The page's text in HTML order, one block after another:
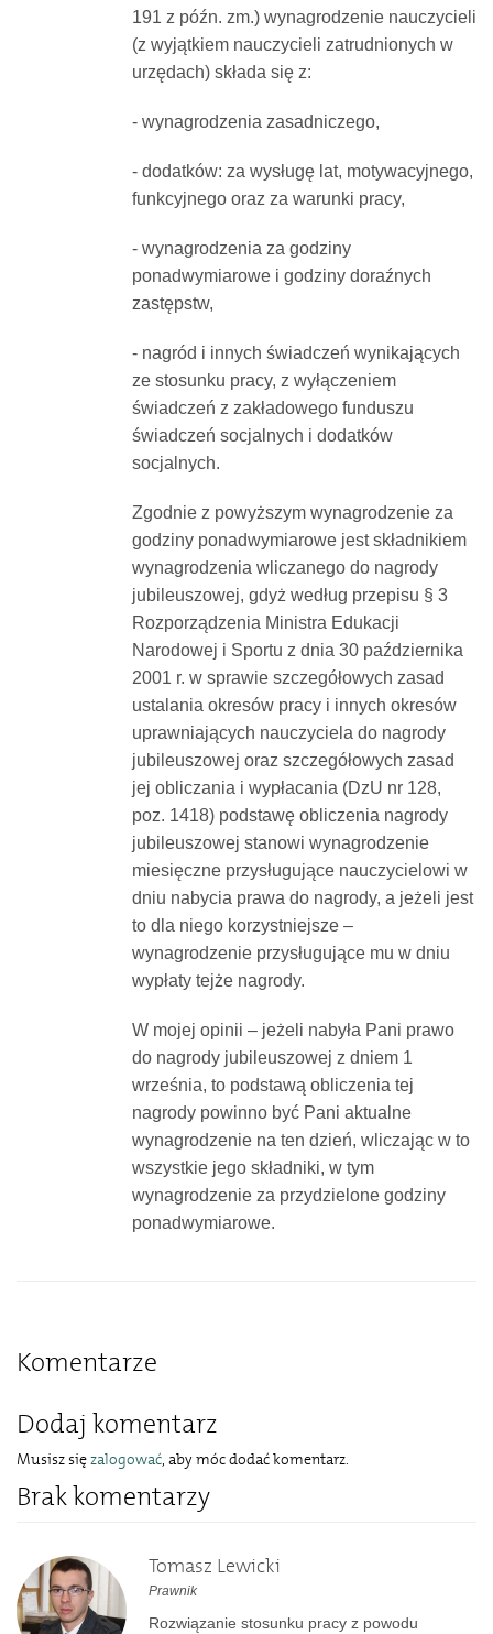
191 z późn. zm.) wynagrodzenie nauczycieli
(z wyjątkiem nauczycieli zatrudnionych w
urzędach) składa się z:
- wynagrodzenia zasadniczego,
- dodatków: za wysługę lat, motywacyjnego,
funkcyjnego oraz za warunki pracy,
- wynagrodzenia za godziny
ponadwymiarowe i godziny doraźnych
zastępstw,
- nagród i innych świadczeń wynikających
ze stosunku pracy, z wyłączeniem
świadczeń z zakładowego funduszu
świadczeń socjalnych i dodatków
socjalnych.
Zgodnie z powyższym wynagrodzenie za
godziny ponadwymiarowe jest składnikiem
wynagrodzenia wliczanego do nagrody
jubileuszowej, gdyż według przepisu § 3
Rozporządzenia Ministra Edukacji
Narodowej i Sportu z dnia 30 października
2001 r. w sprawie szczegółowych zasad
ustalania okresów pracy i innych okresów
uprawniających nauczyciela do nagrody
jubileuszowej oraz szczegółowych zasad
jej obliczania i wypłacania (DzU nr 128,
poz. 1418) podstawę obliczenia nagrody
jubileuszowej stanowi wynagrodzenie
miesięczne przysługujące nauczycielowi w
dniu nabycia prawa do nagrody, a jeżeli jest
to dla niego korzystniejsze –
wynagrodzenie przysługujące mu w dniu
wypłaty tejże nagrody.
W mojej opinii – jeżeli nabyła Pani prawo
do nagrody jubileuszowej z dniem 1
września, to podstawą obliczenia tej
nagrody powinno być Pani aktualne
wynagrodzenie na ten dzień, wliczając w to
wszystkie jego składniki, w tym
wynagrodzenie za przydzielone godziny
ponadwymiarowe.
Komentarze
Dodaj komentarz
Musisz sięzalogować, aby móc dodać komentarz.
Brak komentarzy
Tomasz Lewicki
Prawnik
Rozwiązanie stosunku pracy z powodu